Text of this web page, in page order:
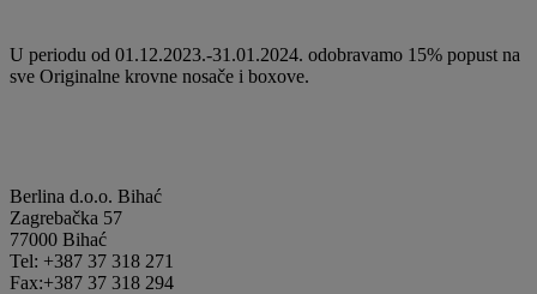
U periodu od 01.12.2023.-31.01.2024. odobravamo 15% popust na
sve Originalne krovne nosače i boxove.
Berlina d.o.o. Bihać
Zagrebačka 57
77000 Bihać
Tel: +387 37 318 271
Fax:+387 37 318 294